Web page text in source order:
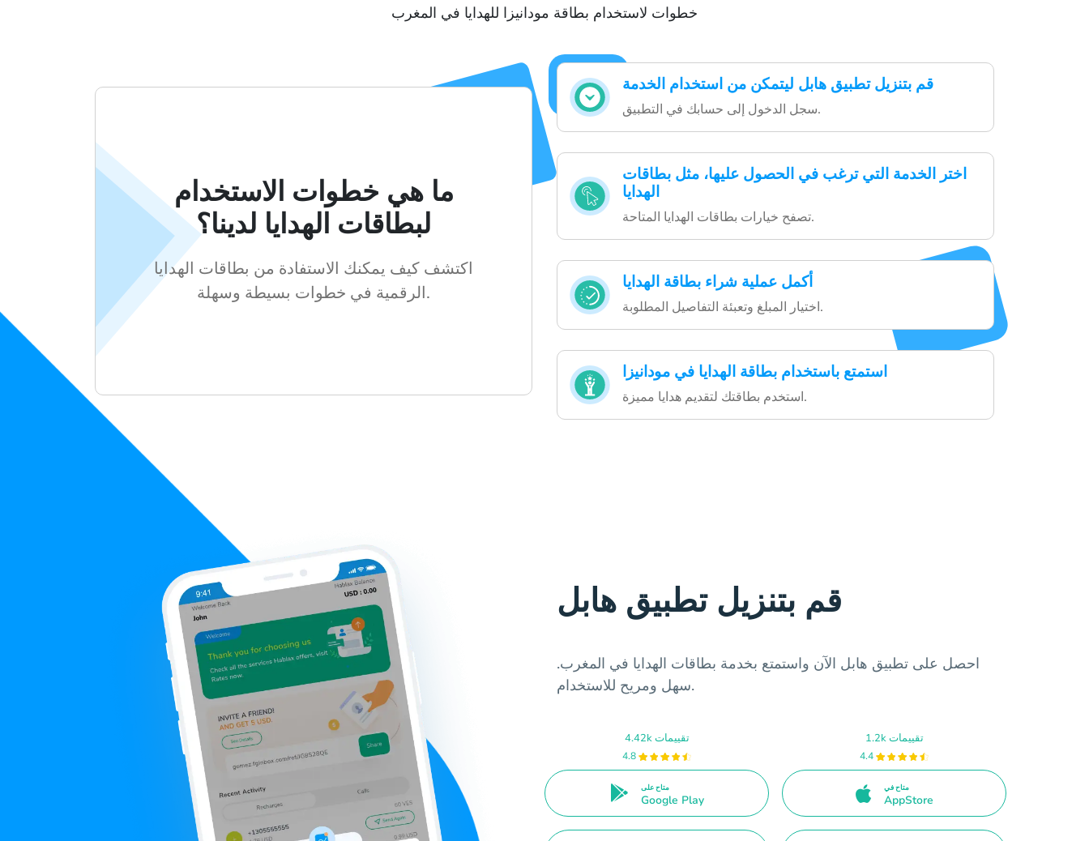
خطوات لاستخدام بطاقة مودانيزا للهدايا في المغرب
قم بتنزيل تطبيق هابل ليتمكن من استخدام الخدمة
سجل الدخول إلى حسابك في التطبيق.
اختر الخدمة التي ترغب في الحصول عليها، مثل بطاقات
الهدايا
تصفح خيارات بطاقات الهدايا المتاحة.
أكمل عملية شراء بطاقة الهدايا
اختيار المبلغ وتعبئة التفاصيل المطلوبة.
استمتع باستخدام بطاقة الهدايا في مودانيزا
استخدم بطاقتك لتقديم هدايا مميزة.
ما هي خطوات الاستخدام
لبطاقات الهدايا لدينا؟
اكتشف كيف يمكنك الاستفادة من بطاقات الهدايا
الرقمية في خطوات بسيطة وسهلة.
قم بتنزيل تطبيق هابل
احصل على تطبيق هابل الآن واستمتع بخدمة بطاقات الهدايا في المغرب.
سهل ومريح للاستخدام.
4.42k تقييمات
4.8
متاح على
Google Play
1.2k تقييمات
4.4
متاح في
AppStore